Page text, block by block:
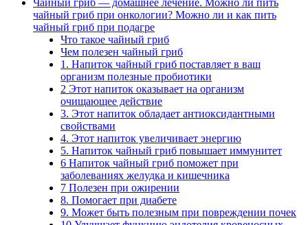
чайный гриб при онкологии? Можно ли и как пить
чайный гриб при подагре
Что такое чайный гриб
Чем полезен чайный гриб
1. Напиток чайный гриб поставляет в ваш
организм полезные пробиотики
2 Этот напиток оказывает на организм
очищающее действие
3. Этот напиток обладает антиоксидантными
свойствами
4. Этот напиток увеличивает энергию
5. Напиток чайный гриб повышает иммунитет
6 Напиток чайный гриб поможет при
заболеваниях желудка и кишечника
7 Полезен при ожирении
8. Помогает при диабете
9. Может быть полезным при повреждении почек